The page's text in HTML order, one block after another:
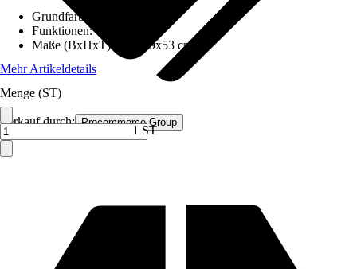
Verkauf durch: Procommerce Group
Grundfarbe
Funktionen:-
Maße (BxHxT)
105x39x53 cm
Mehr Artikeldetails
Menge (ST)
1 ST